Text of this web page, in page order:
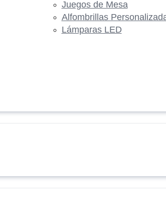
Juegos de Mesa
Alfombrillas
Lámparas LED